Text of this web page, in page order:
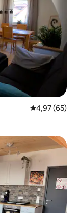
Средна
4,97 (65)